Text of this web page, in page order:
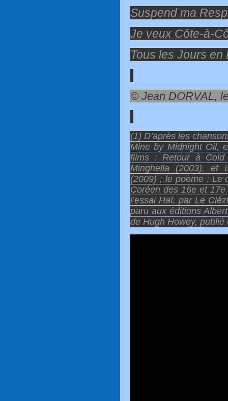
Suspend ma
Je veux Côte-à-
Tous les Jours en
© Jean DORVAL,
(1) D’après les
Mine by Midnight Oil,
films : Retour à Cold
Minghella (2003), et
(2009) ; le poème : Le
Coréen des 16e et
l’essai Haï, par Le
paru aux éditions
de Hugh Howey,